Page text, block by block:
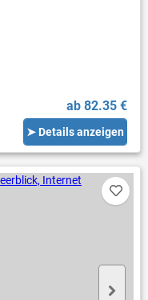
ab 82.35 €
➤ Details anzeigen